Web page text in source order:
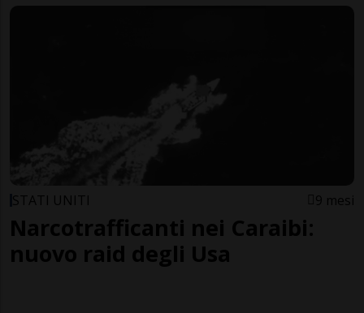
STATI UNITI 9 mesi
Narcotrafficanti nei Caraibi:
nuovo raid degli Usa